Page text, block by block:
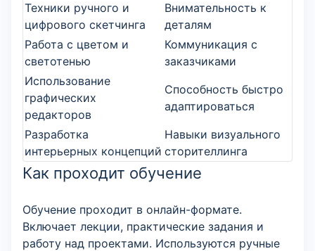
Техники ручного и
цифрового скетчинга
Внимательность к
деталям
Работа с цветом и
светотенью
Коммуникация с
заказчиками
Использование
графических
редакторов
Способность быстро
адаптироваться
Разработка
интерьерных концепций
Навыки визуального
сторителлинга
Как проходит обучение
Обучение проходит в онлайн-формате.
Включает лекции, практические задания и
работу над проектами. Используются ручные